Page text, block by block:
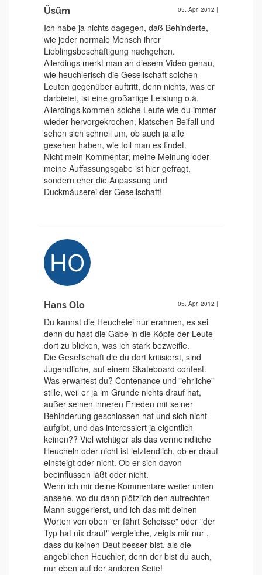
Üsüm 05. Apr. 2012 |
Ich habe ja nichts dagegen, daß Behinderte,
wie jeder normale Mensch ihrer
Lieblingsbeschäftigung nachgehen.
Allerdings merkt man an diesem Video genau,
wie heuchlerisch die Gesellschaft solchen
Leuten gegenüber auftritt, denn nichts, was er
darbietet, ist eine großartige Leistung o.ä.
Allerdings kommen solche Leute wie du immer
wieder hervorgekrochen, klatschen Beifall und
sehen sich schnell um, ob auch ja alle
gesehen haben, wie toll man es findet.
Nicht mein Kommentar, meine Meinung oder
meine Auffassungsgabe ist hier gefragt,
sondern eher die Anpassung und
Duckmäuserei der Gesellschaft!
Hans Olo 05. Apr. 2012 |
Du kannst die Heuchelei nur erahnen, es sei
denn du hast die Gabe in die Köpfe der Leute
dort zu blicken, was ich stark bezweifle.
Die Gesellschaft die du dort kritisierst, sind
Jugendliche, auf einem Skateboard contest.
Was erwartest du? Contenance und "ehrliche"
stille, weil er ja im Grunde nichts drauf hat,
außer seinen inneren Frieden mit seiner
Behinderung geschlossen hat und sich nicht
aufgibt, und das interessiert ja eigentlich
keinen?? Viel wichtiger als das vermeindliche
Heucheln oder nicht ist letztendlich, ob er drauf
einsteigt oder nicht. Ob er sich davon
beeinflussen läßt oder nicht.
Wenn ich mir deine Kommentare weiter unten
ansehe, wo du dann plötzlich den aufrechten
Mann suggerierst, und ich das mit deinen
Worten von oben "er fährt Scheisse" oder "der
Typ hat nix drauf" vergleiche, zeigts mir nur ,
dass du keinen Deut besser bist, als die
angeblichen Heuchler, denn der bist du auch,
nur eben auf der anderen Seite!